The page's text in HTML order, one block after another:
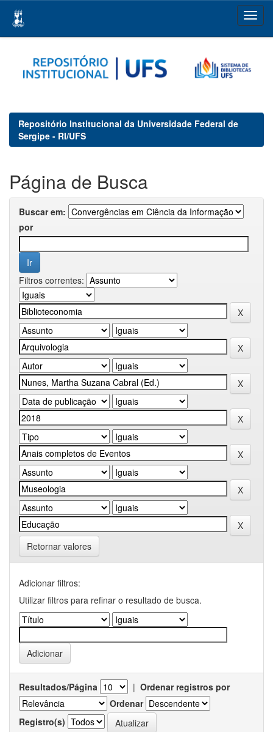
navigation
Repositório Institucional da Universidade Federal de
Sergipe - RI/UFS
Página de Busca
Buscar em:
por
Filtros correntes:
Retornar valores
Adicionar filtros:
Utilizar filtros para refinar o resultado de busca.
Resultados/Página | Ordenar registros por
Ordenar
Registro(s)